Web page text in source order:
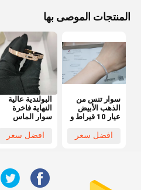
المنتجات الموصى بها
سوار تنس من
الذهب الأبيض
عيار 10 قيراط و
الألماس
افضل سعر
البولندية عالية
النهاية فاخرة
سوار الماس
المجوهرات في
افضل سعر